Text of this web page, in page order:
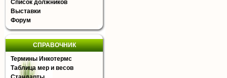
Список должников
Выставки
Форум
СПРАВОЧНИК
Термины Инкотермс
Таблица мер и весов